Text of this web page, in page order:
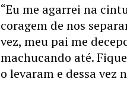
“Eu me agarrei na
coragem de nos
vez, meu pai me
machucando até.
o levaram e dessa vez